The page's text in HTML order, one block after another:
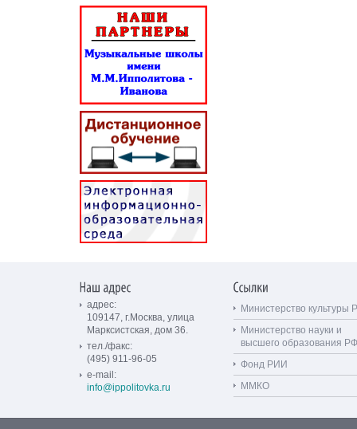
адрес:
109147, г.Москва, улица
Марксистская, дом 36.
тел./факс:
(495) 911-96-05
e-mail:
info@ippolitovka.ru
Министерство культуры
Министерство науки и
высшего образования РФ
Фонд РИИ
ММКО